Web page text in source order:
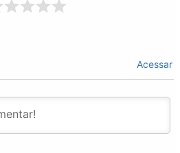
Acessar